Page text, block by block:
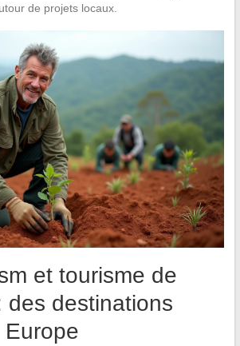
de projets locaux.
et tourisme de
des destinations